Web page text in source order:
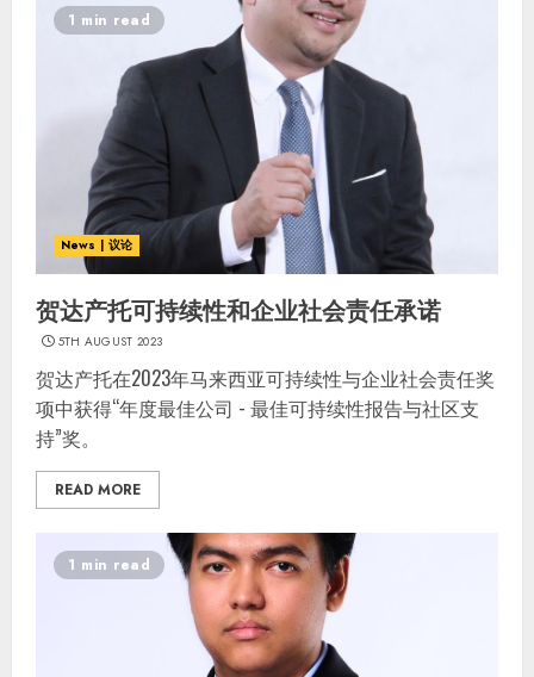
1 min read
News | 议论
贺达产托可持续性和企业社会责任承诺
5TH AUGUST 2023
贺达产托在2023年马来西亚可持续性与企业社会责任奖
项中获得“年度最佳公司 - 最佳可持续性报告与社区支
持”奖。
READ MORE
1 min read